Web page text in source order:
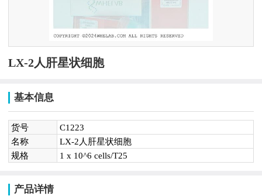
LX-2人肝星状细胞
基本信息
货号
C1223
名称
LX-2人肝星状细胞
规格
1 x 10^6 cells/T25
产品详情